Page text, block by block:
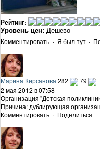
Рейтинг:
Уровень цен: Дешево
Комментировать · Я был тут ·
Мaринa Кирсанова 282
79
2 мая 2012 в 07:58
Организация "Детская
Причина: дублирующая
Комментировать · Поделиться